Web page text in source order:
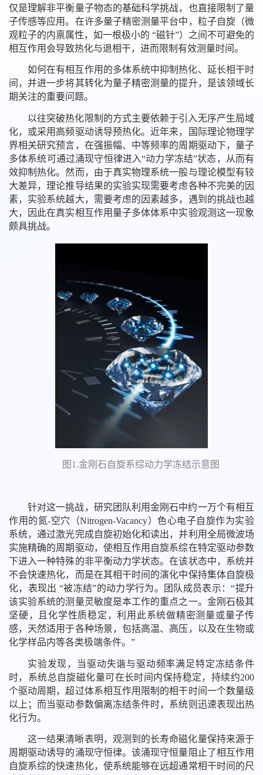
仅是理解非平衡量子物态的基础科学挑战，也直接限制了量
子传感等应用。在许多量子精密测量平台中，粒子自旋（微
观粒子的内禀属性，如一根极小的 “磁针”）之间不可避免的
相互作用会导致热化与退相干，进而限制有效测量时间。
如何在有相互作用的多体系统中抑制热化、延长相干时
间，并进一步将其转化为量子精密测量的提升，是该领域长
期关注的重要问题。
以往突破热化限制的方式主要依赖于引入无序产生局域
化，或采用高频驱动诱导预热化。近年来，国际理论物理学
界相关研究预言，在强振幅、中等频率的周期驱动下，量子
多体系统可通过涌现守恒律进入“动力学冻结”状态，从而有
效抑制热化。然而，由于真实物理系统一般与理论模型有较
大差异，理论推导结果的实验实现需要考虑各种不完美的因
素，实验系统越大，需要考虑的因素越多，遇到的挑战也越
大，因此在真实相互作用量子多体体系中实验观测这一现象
颇具挑战。
图1.金刚石自旋系综动力学冻结示意图
针对这一挑战，研究团队利用金刚石中约一万个有相互
作用的氮-空穴（Nitrogen-Vacancy）色心电子自旋作为实验
系统，通过激光完成自旋初始化和读出，并利用全局微波场
实施精确的周期驱动，使相互作用自旋系综在特定驱动参数
下进入一种特殊的非平衡动力学状态。在该状态中，系统并
不会快速热化，而是在其相干时间的演化中保持集体自旋极
化，表现出 “被冻结”的动力学行为。团队成员表示：“提升
该实验系统的测量灵敏度是本工作的重点之一。金刚石极其
坚硬，且化学性质稳定，利用此系统做精密测量或量子传
感，天然适用于各种场景，包括高温、高压，以及在生物或
化学样品内等各类极端条件。”
实验发现，当驱动失谐与驱动频率满足特定冻结条件
时，系统总自旋磁化量可在长时间内保持稳定，持续约200
个驱动周期，超过体系相互作用限制的相干时间一个数量级
以上；而当驱动参数偏离冻结条件时，系统则迅速表现出热
化行为。
这一结果清晰表明，观测到的长寿命磁化量保持来源于
周期驱动诱导的涌现守恒律。该涌现守恒量阻止了相互作用
自旋系综的快速热化，使系统能够在远超通常相干时间的尺